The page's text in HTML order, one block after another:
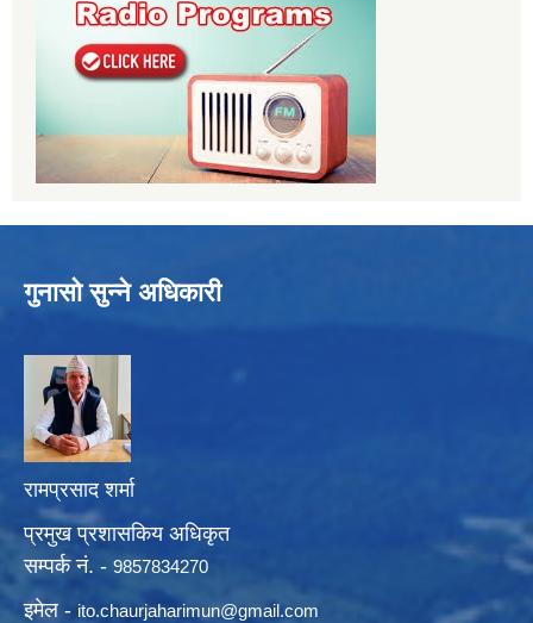
गुनासो सुन्ने अधिकारी
रामप्रसाद शर्मा
प्रमुख प्रशासकिय अधिकृत
सम्पर्क नं. - 9857834270
इमेल - ito.chaurjaharimun@gmail.com